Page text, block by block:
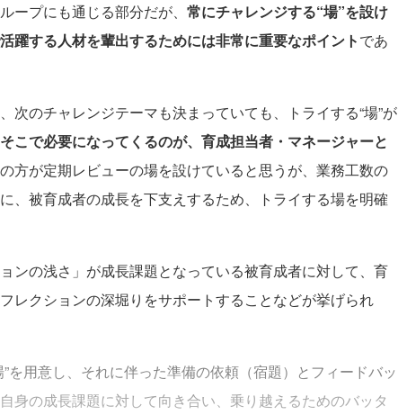
プにも通じる部分だが、 常にチャレンジする“場”を設け
躍する人材を輩出するためには非常に重要なポイントであ
次のチャレンジテーマも決まっていても、トライする“場”が
そこで必要になってくるのが、育成担当者・マネージャーと
方が定期レビューの場を設けていると思うが、業務工数の
、被育成者の成長を下支えするため、トライする場を明確
ンの浅さ」が成長課題となっている被育成者に対して、育
レクションの深堀りをサポートすることなどが挙げられ
を用意し、それに伴った準備の依頼（宿題）とフィードバッ
身の成長課題に対して向き合い、乗り越えるためのバッタ